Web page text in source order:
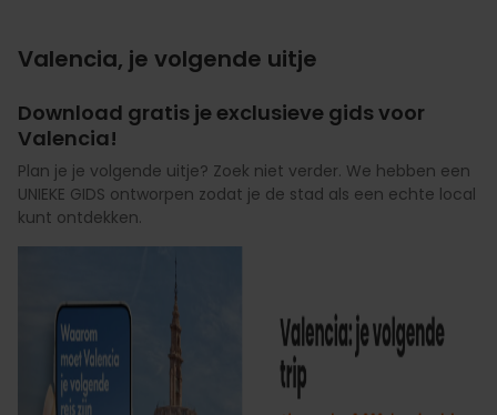
Valencia, je volgende uitje
Download gratis je exclusieve gids voor
Valencia!
Plan je je volgende uitje? Zoek niet verder. We hebben een
UNIEKE GIDS ontworpen zodat je de stad als een echte local
kunt ontdekken.